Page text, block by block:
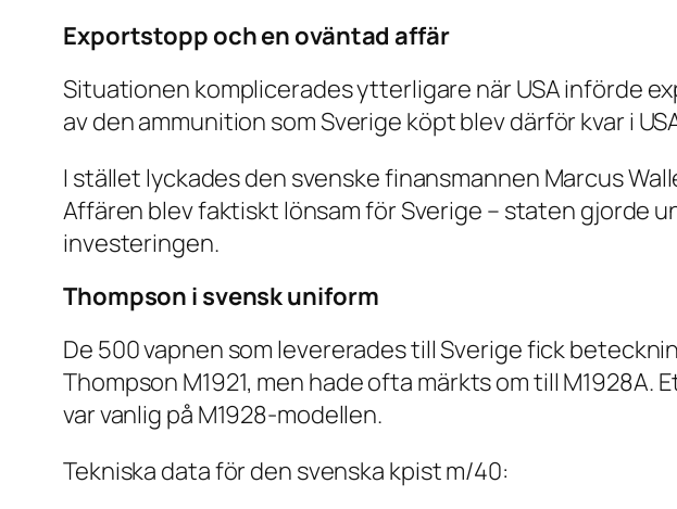
Exportstopp och en oväntad affär
Situationen komplicerades ytterligare när USA införde
av den ammunition som Sverige köpt blev därför kvar i
I stället lyckades den svenske finansmannen Marcus
Affären blev faktiskt lönsam för Sverige – staten gjorde
investeringen.
Thompson i svensk uniform
De 500 vapnen som levererades till Sverige fick
Thompson M1921, men hade ofta märkts om till
var vanlig på M1928-modellen.
Tekniska data för den svenska kpist m/40: